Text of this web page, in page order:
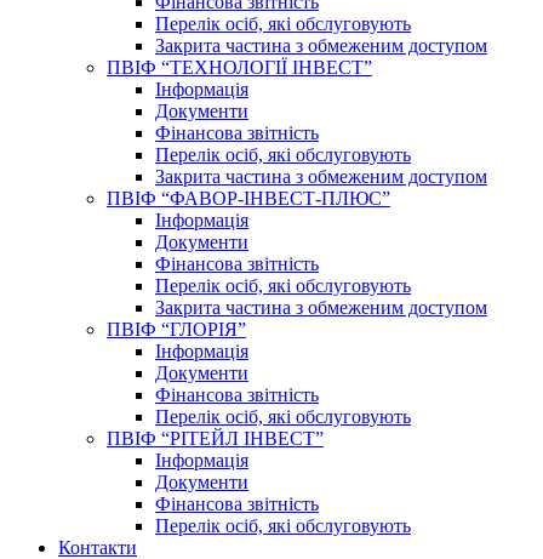
Перелік осіб, які обслуговують
Закрита частина з обмеженим доступом
ПВІФ “ТЕХНОЛОГІЇ ІНВЕСТ”
Інформація
Документи
Фінансова звітність
Перелік осіб, які обслуговують
Закрита частина з обмеженим доступом
ПВІФ “ФАВОР-ІНВЕСТ-ПЛЮС”
Інформація
Документи
Фінансова звітність
Перелік осіб, які обслуговують
Закрита частина з обмеженим доступом
ПВІФ “ГЛОРІЯ”
Інформація
Документи
Фінансова звітність
Перелік осіб, які обслуговують
ПВІФ “РІТЕЙЛ ІНВЕСТ”
Інформація
Документи
Фінансова звітність
Перелік осіб, які обслуговують
Контакти